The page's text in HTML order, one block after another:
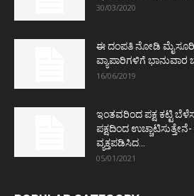
30/03/2020
ಈ ದಂಪತಿ ನೋಡಿ
ವ್ಯಾಪಾರಿಗಳಿಗೆ ಭಾನುವಾರ
16/06/2019
ಇಂತವರಿಂದ ಪಕ್ಷ ಕಟ್ಟಿ
ಪಕ್ಷದಿಂದ
ವ್ಯಕ್ತಪಡಿಸಿದ...
05/01/2021